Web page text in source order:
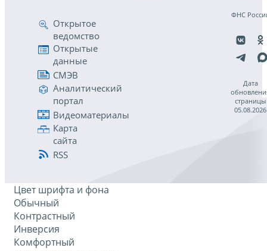
Открытое
ведомство
Открытые
данные
СМЭВ
Аналитический
портал
Видеоматериалы
Карта
сайта
RSS
ФНС
Дата
страницы
05.08.2026
Цвет шрифта и фона
Обычный
Контрастный
Инверсия
Комфортный